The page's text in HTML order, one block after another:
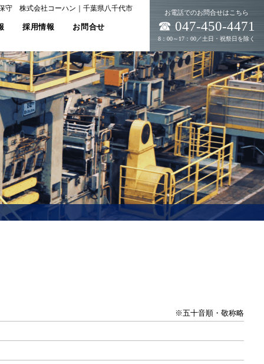
守 株式会社コーハン｜千葉県八千代市
採用情報 お問合せ
お電話でのお問合せはこちら
☎ 047-450-4471
8：00～17：00／土日・祝祭日を除く
※五十音順・敬称略